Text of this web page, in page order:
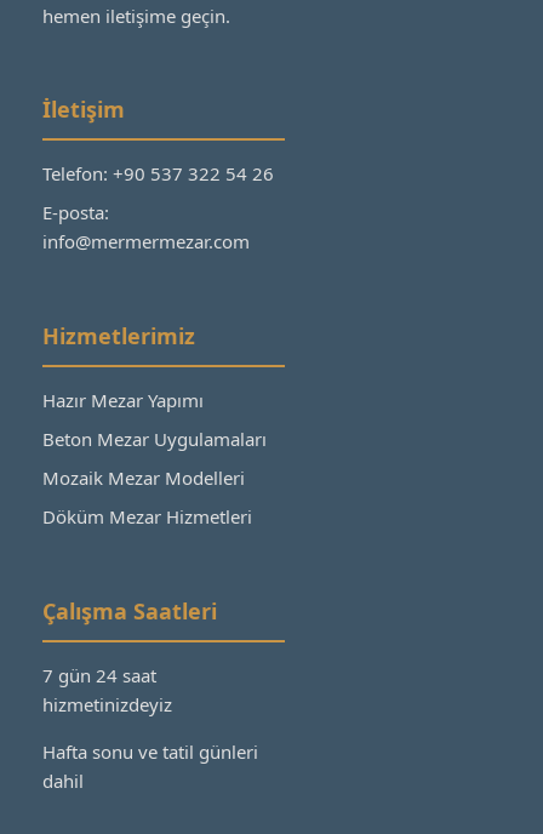
hemen iletişime geçin.
İletişim
Telefon: +90 537 322 54 26
E-posta:
info@mermermezar.com
Hizmetlerimiz
Hazır Mezar Yapımı
Beton Mezar Uygulamaları
Mozaik Mezar Modelleri
Döküm Mezar Hizmetleri
Çalışma Saatleri
7 gün 24 saat
hizmetinizdeyiz
Hafta sonu ve tatil günleri
dahil